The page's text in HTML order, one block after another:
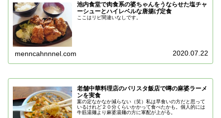
池内食堂で肉食系の婆ちゃんをうならせた塩チャ
ーシューとハイレベルな唐揚げ定食
ここはリピ間違いなしです。
menncahnnnel.com 2020.07.22
老舗中華料理店のパリスタ飯店で噂の麻婆ラーメ
ンを実食
案の定なかなか減らない（笑）私は早食いの方だと思って
いるけれど２０分くらいかかって食べたかも。個人的には
牛筋湯麺より麻婆湯麺の方に軍配が上がる。